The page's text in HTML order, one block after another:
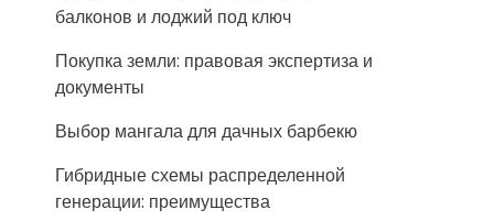
балконов и лоджий под ключ
Покупка земли: правовая экспертиза и
документы
Выбор мангала для дачных барбекю
Гибридные схемы распределенной
генерации: преимущества